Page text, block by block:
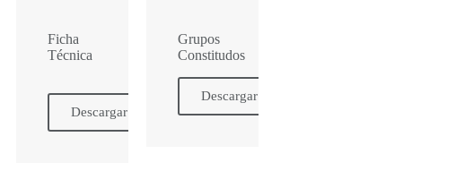
Ficha
Técnica
Descargar
Grupos
Constitudos
Descargar